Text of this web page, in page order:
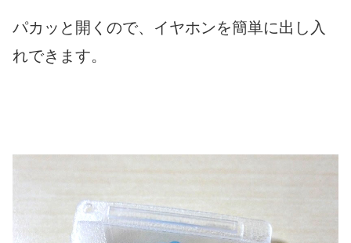
パカッと開くので、イヤホンを簡単に出し入
れできます。